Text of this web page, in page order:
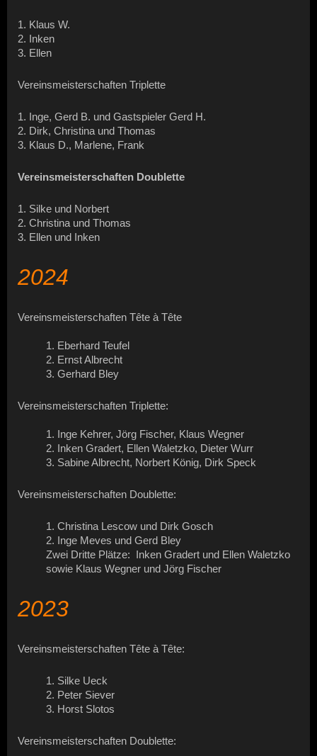
1. Klaus W.
2. Inken
3. Ellen
Vereinsmeisterschaften Triplette
1. Inge, Gerd B. und Gastspieler Gerd H.
2. Dirk, Christina und Thomas
3. Klaus D., Marlene, Frank
Vereinsmeisterschaften Doublette
1. Silke und Norbert
2. Christina und Thomas
3. Ellen und Inken
2024
Vereinsmeisterschaften Tête à Tête
1. Eberhard Teufel
2. Ernst Albrecht
3. Gerhard Bley
Vereinsmeisterschaften Triplette:
1. Inge Kehrer, Jörg Fischer, Klaus Wegner
2. Inken Gradert, Ellen Waletzko, Dieter Wurr
3. Sabine Albrecht, Norbert König, Dirk Speck
Vereinsmeisterschaften Doublette:
1. Christina Lescow und Dirk Gosch
2. Inge Meves und Gerd Bley
Zwei Dritte Plätze: Inken Gradert und Ellen Waletzko
sowie Klaus Wegner und Jörg Fischer
2023
Vereinsmeisterschaften Tête à Tête:
1. Silke Ueck
2. Peter Siever
3. Horst Slotos
Vereinsmeisterschaften Doublette: